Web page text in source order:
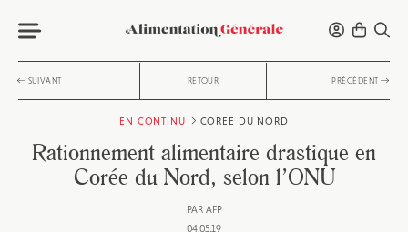
SUIVANT RETOUR PRÉCÉDENT
EN CONTINU CORÉE DU NORD
Rationnement alimentaire drastique en
Corée du Nord, selon l’ONU
PAR AFP
04.05.19